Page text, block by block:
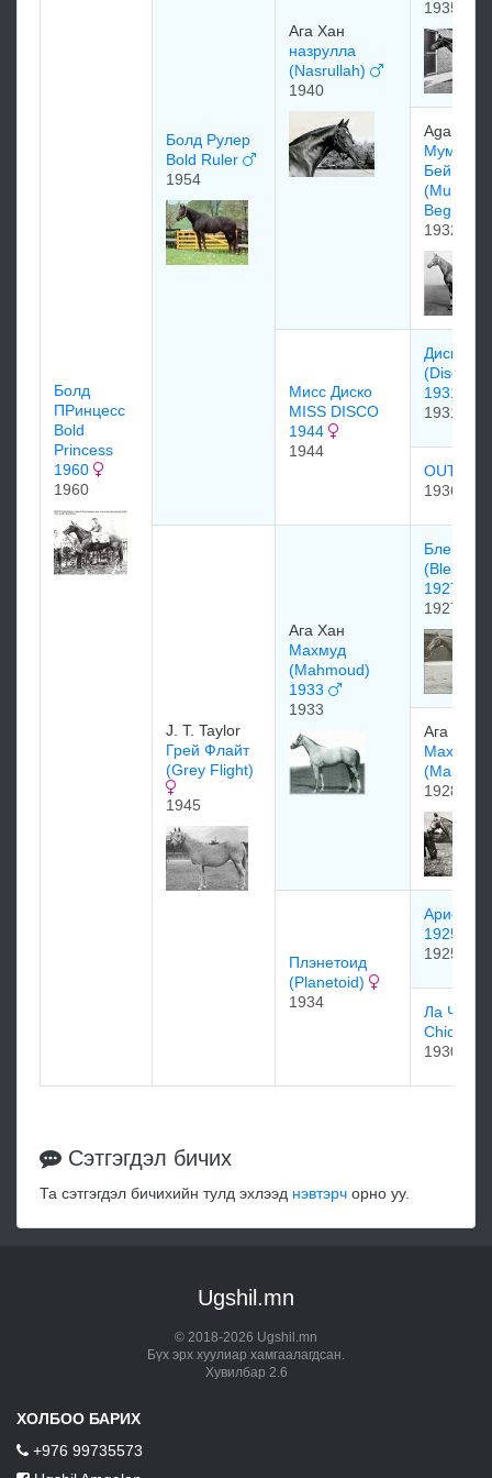
Болд
ПРинцесс
Bold
Princess
1960
1960
Болд Рулер
Bold Ruler
1954
Ага Хан
назрулла
(Nasrullah)
1940
1935
Aga Khan
Mумтаз
Бeйгeм
(Mumtaz
Begum)
1932
Мисс Диско
MISS DISCO
1944
1944
1931
1931
1936
J. T. Taylor
Грей Флайт
(Grey Flight)
1945
Ага Хан
Махмуд
(Mahmoud)
1933
1933
1927)
1927
Ага Хан
Маx
(Mah
1928
Плэнетоид
(Planetoid)
1934
Ариель
1925
1925
Ла Чика
Chica)
1930
Сэтгэгдэл бичих
Та сэтгэгдэл бичихийн тулд эхлээд нэвтэрч орно уу.
Ugshil.mn
© 2018-2026 Ugshil.mn
Бүх эрх хуулиар хамгаалагдсан.
Хувилбар 2.6
ХОЛБОО БАРИХ
+976 99735573